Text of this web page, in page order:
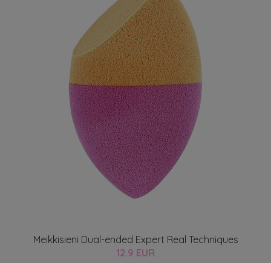
Meikkisieni Dual-ended Expert Real Techniques
12.9 EUR